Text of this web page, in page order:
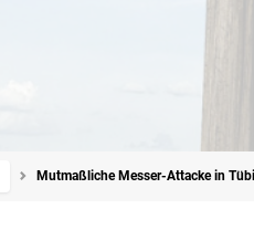
Mutmaßliche Messer-Attacke in